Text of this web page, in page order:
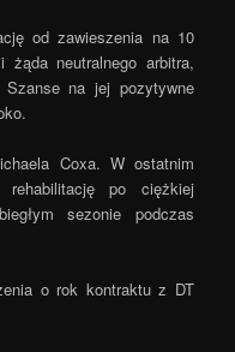
od zawieszenia na 10
neutralnego arbitra,
na jej pozytywne
Coxa. W ostatnim
po ciężkiej
sezonie podczas
o rok kontraktu z DT